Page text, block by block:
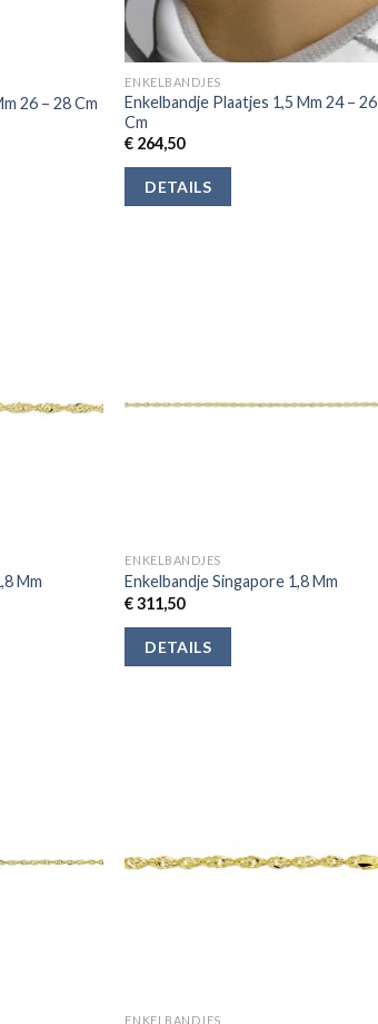
26 – 28 Cm
ENKELBANDJES
Enkelbandje Plaatjes 1,5 Mm 24 – 26
Cm
€ 264,50
DETAILS
Mm
ENKELBANDJES
Enkelbandje Singapore 1,8 Mm
€311,50
DETAILS
ENKELBANDJES